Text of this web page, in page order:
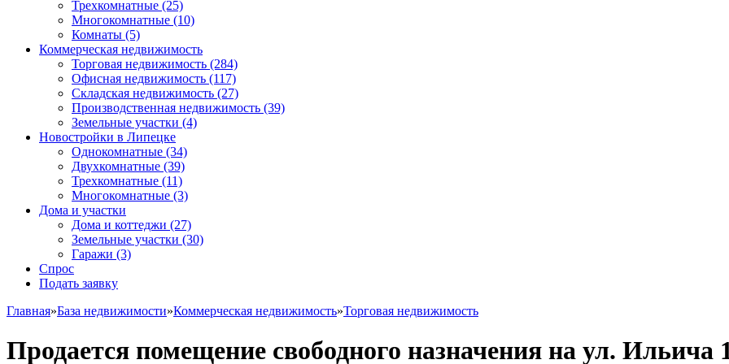
Трехкомнатные (25)
Многокомнатные (10)
Комнаты (5)
Коммерческая недвижимость
Торговая недвижимость (284)
Офисная недвижимость (117)
Складская недвижимость (27)
Производственная недвижимость (39)
Земельные участки (4)
Новостройки в Липецке
Однокомнатные (34)
Двухкомнатные (39)
Трехкомнатные (11)
Многокомнатные (3)
Дома и участки
Дома и коттеджи (27)
Земельные участки (30)
Гаражи (3)
Спрос
Подать заявку
Главная»База недвижимости»Коммерческая недвижимость»Торговая недвижимость
Продается помещение свободного назначения на ул. Ильича